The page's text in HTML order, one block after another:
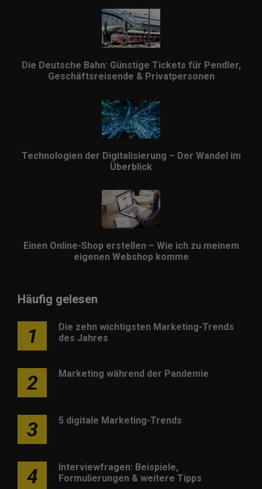
Die Deutsche Bahn: Günstige Tickets für Pendler,
Geschäftsreisende & Privatpersonen
Technologien der Digitalisierung – Der Wandel im
Überblick
Einen Online-Shop erstellen – Wie ich zu meinem
eigenen Webshop komme
Häufig gelesen
1
Die zehn wichtigsten Marketing-Trends
des Jahres
2 Marketing während der Pandemie
3 5 digitale Marketing-Trends
4
Interviewfragen: Beispiele,
Formulierungen & weitere Tipps